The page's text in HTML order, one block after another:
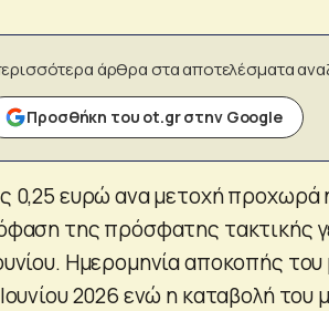
άρθρα στα αποτελέσματα
Προσθήκη του ot.gr στην Google
0,25 ευρώ ανα μετοχή προχωρά
της πρόσφατης τακτικής
Ημερομηνία αποκοπής
2026 ενώ η καταβολή του